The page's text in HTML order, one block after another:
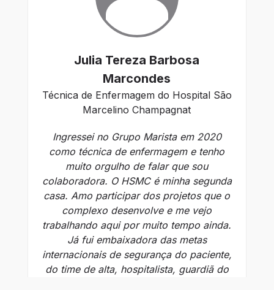
Julia Tereza Barbosa
Marcondes
Técnica de Enfermagem do Hospital São
Marcelino Champagnat
Ingressei no Grupo Marista em 2020
como técnica de enfermagem e tenho
muito orgulho de falar que sou
colaboradora. O HSMC é minha segunda
casa. Amo participar dos projetos que o
complexo desenvolve e me vejo
trabalhando aqui por muito tempo ainda.
Já fui embaixadora das metas
internacionais de segurança do paciente,
do time de alta, hospitalista, guardiã do